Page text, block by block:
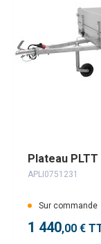
Plateau
APLI0751231
Sur commande
1 440,00 €